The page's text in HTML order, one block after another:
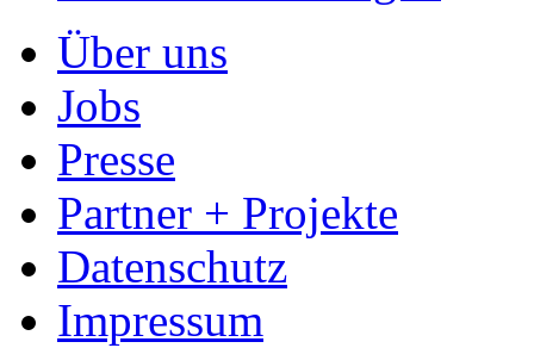
Über uns
Jobs
Presse
Partner + Projekte
Datenschutz
Impressum